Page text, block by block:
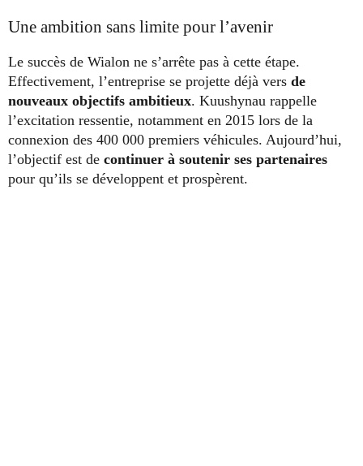
Une ambition sans limite pour l’avenir
Le succès de Wialon ne s’arrête pas à cette étape.
Effectivement, l’entreprise se projette déjà vers de
nouveaux objectifs ambitieux. Kuushynau rappelle
l’excitation ressentie, notamment en 2015 lors de la
connexion des 400 000 premiers véhicules. Aujourd’hui,
l’objectif est de continuer à soutenir ses partenaires
pour qu’ils se développent et prospèrent.